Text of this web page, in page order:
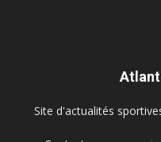
Site d'actualités